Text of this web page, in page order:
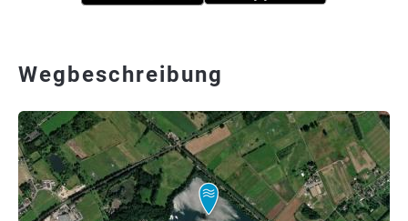
Wegbeschreibung